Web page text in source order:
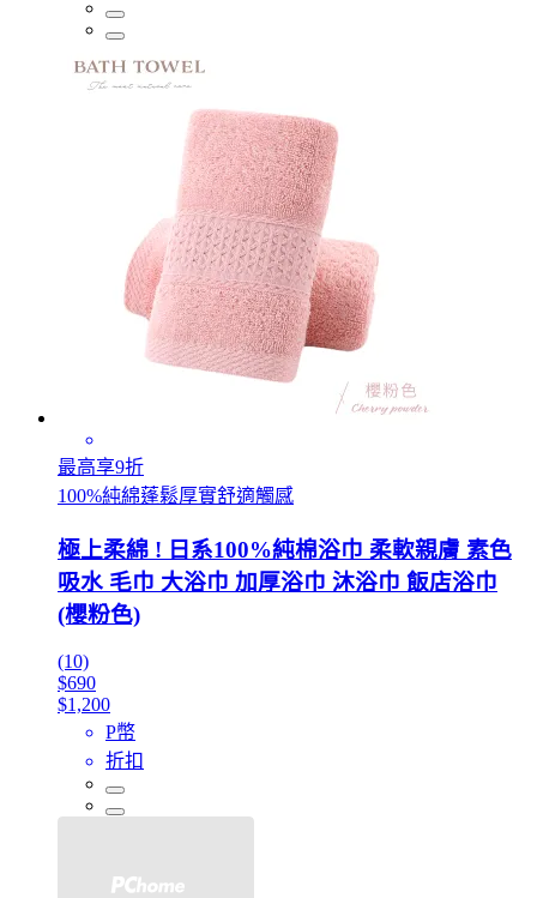
最高享9折
100%純綿蓬鬆厚實舒適觸感
極上柔綿 ! 日系100%純棉浴巾 柔軟親膚 素色
吸水 毛巾 大浴巾 加厚浴巾 沐浴巾 飯店浴巾
(櫻粉色)
(10)
$690
$1,200
P幣
折扣